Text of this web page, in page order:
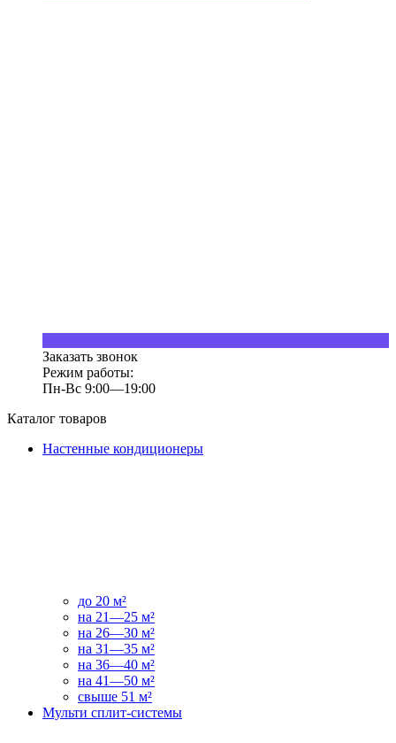
Заказать звонок
Режим работы:
Пн-Вс 9:00—19:00
Каталог товаров
Настенные кондиционеры
до 20 м²
на 21—25 м²
на 26—30 м²
на 31—35 м²
на 36—40 м²
на 41—50 м²
свыше 51 м²
Мульти сплит-системы